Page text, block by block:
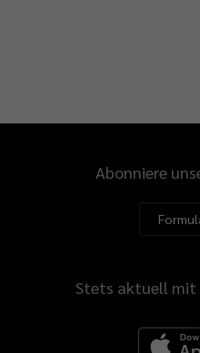
Abonniere
Stets aktuell mit